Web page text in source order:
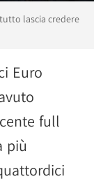
lascia credere
Euro
full
più